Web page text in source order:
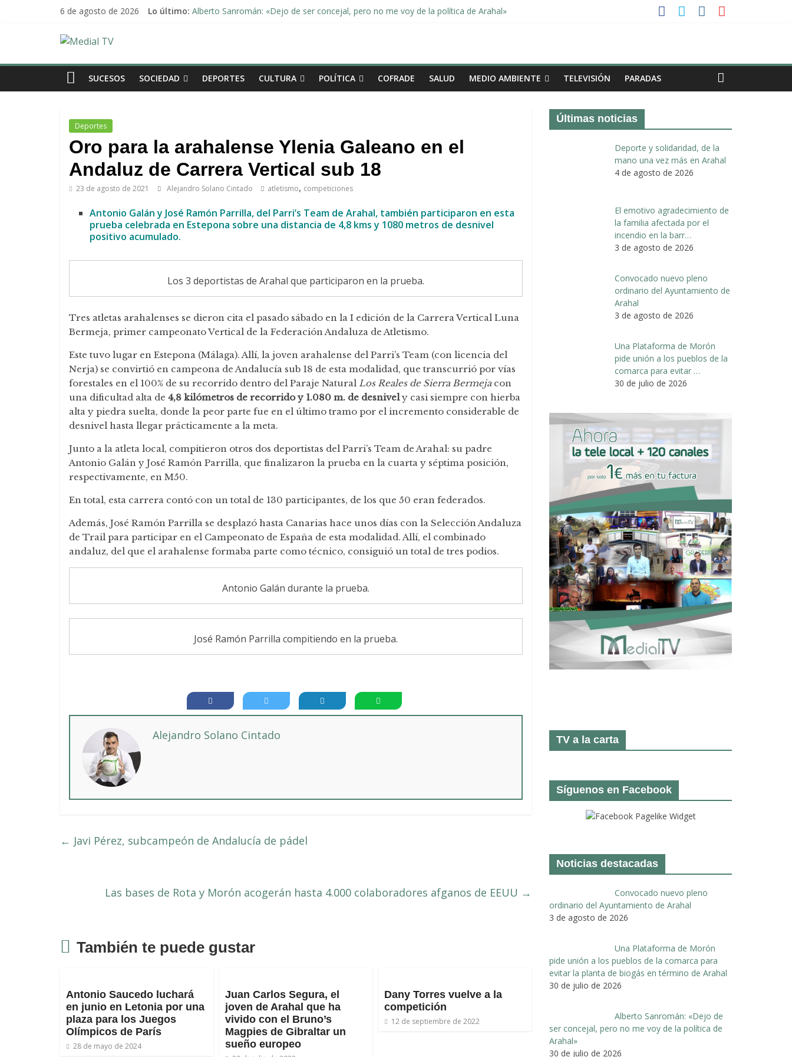
6 de agosto de 2026 Lo último: Alberto Sanromán: «Dejo de ser concejal, pero no me voy de la política de Arahal»
Una Plataforma de Morón pide unión a los pueblos de la comarca para evitar la planta de biogás en término de Arahal
Medial
TV
diario
digital
televisión
de
Arahal
SUCESOS SOCIEDAD DEPORTES CULTURA POLÍTICA COFRADE SALUD MEDIO AMBIENTE TELEVISIÓN PARADAS
Deportes
Oro para la arahalense Ylenia Galeano en el
Andaluz de Carrera Vertical sub 18
23 de agosto de 2021 Alejandro Solano Cintado atletismo, competiciones
Antonio Galán y José Ramón Parrilla, del Parri’s Team de Arahal, también participaron en esta
prueba celebrada en Estepona sobre una distancia de 4,8 kms y 1080 metros de desnivel
positivo acumulado.
Los 3 deportistas de Arahal que participaron en la prueba.
Tres atletas arahalenses se dieron cita el pasado sábado en la I edición de la Carrera Vertical Luna
Bermeja, primer campeonato Vertical de la Federación Andaluza de Atletismo.
Este tuvo lugar en Estepona (Málaga). Allí, la joven arahalense del Parri’s Team (con licencia del
Nerja) se convirtió en campeona de Andalucía sub 18 de esta modalidad, que transcurrió por vías
forestales en el 100% de su recorrido dentro del Paraje Natural Los Reales de Sierra Bermeja con
una dificultad alta de 4,8 kilómetros de recorrido y 1.080 m. de desnively casi siempre con hierba
alta y piedra suelta, donde la peor parte fue en el último tramo por el incremento considerable de
desnivel hasta llegar prácticamente a la meta.
Junto a la atleta local, compitieron otros dos deportistas del Parri’s Team de Arahal: su padre
Antonio Galán y José Ramón Parrilla, que finalizaron la prueba en la cuarta y séptima posición,
respectivamente, en M50.
En total, esta carrera contó con un total de 130 participantes, de los que 50 eran federados.
Además, José Ramón Parrilla se desplazó hasta Canarias hace unos días con la Selección Andaluza
de Trail para participar en el Campeonato de España de esta modalidad. Allí, el combinado
andaluz, del que el arahalense formaba parte como técnico, consiguió un total de tres podios.
Antonio Galán durante la prueba.
José Ramón Parrilla compitiendo en la prueba.
Alejandro Solano Cintado
← Javi Pérez, subcampeón de Andalucía de pádel
Las bases de Rota y Morón acogerán hasta 4.000 colaboradores afganos de EEUU →
También te puede gustar
Antonio Saucedo luchará
en junio en Letonia por una
plaza para los Juegos
Olímpicos de París
28 de mayo de 2024
Juan Carlos Segura, el
joven de Arahal que ha
vivido con el Bruno’s
Magpies de Gibraltar un
sueño europeo
Dany Torres vuelve a la
competición
12 de septiembre de 2022
Últimas noticias
Deporte y solidaridad, de la
mano una vez más en Arahal
4 de agosto de 2026
El emotivo agradecimiento de
la familia afectada por el
incendio en la barr…
3 de agosto de 2026
Convocado nuevo pleno
ordinario del Ayuntamiento de
Arahal
3 de agosto de 2026
Una Plataforma de Morón
pide unión a los pueblos de la
comarca para evitar …
30 de julio de 2026
TV a la carta
Síguenos en Facebook
Noticias destacadas
Convocado nuevo pleno
ordinario del Ayuntamiento de Arahal
3 de agosto de 2026
Una Plataforma de Morón
pide unión a los pueblos de la comarca para
evitar la planta de biogás en término de Arahal
30 de julio de 2026
Alberto Sanromán: «Dejo de
ser concejal, pero no me voy de la política de
Arahal»
30 de julio de 2026